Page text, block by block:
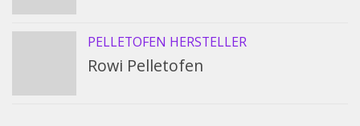
PELLETOFEN HERSTELLER
Rowi Pelletofen